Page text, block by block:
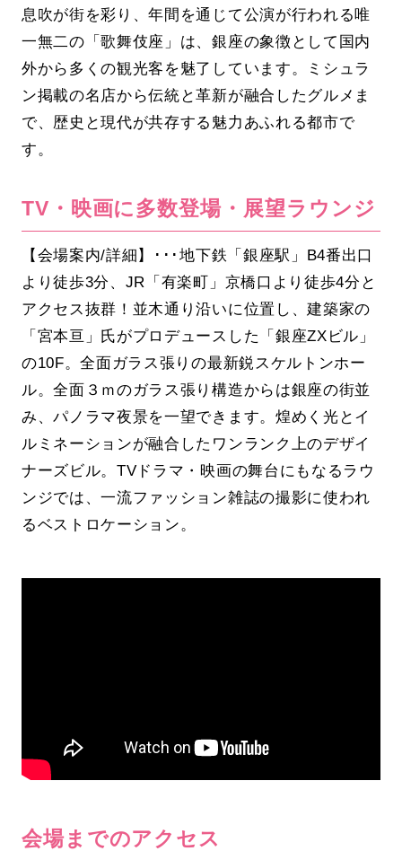
息吹が街を彩り、年間を通じて公演が行われる唯
一無二の「歌舞伎座」は、銀座の象徴として国内
外から多くの観光客を魅了しています。ミシュラ
ン掲載の名店から伝統と革新が融合したグルメま
で、歴史と現代が共存する魅力あふれる都市で
す。
TV・映画に多数登場・展望ラウンジ
【会場案内/詳細】･･･地下鉄「銀座駅」B4番出口
より徒歩3分、JR「有楽町」京橋口より徒歩4分と
アクセス抜群！並木通り沿いに位置し、建築家の
「宮本亘」氏がプロデュースした「銀座ZXビル」
の10F。全面ガラス張りの最新鋭スケルトンホー
ル。全面３ｍのガラス張り構造からは銀座の街並
み、パノラマ夜景を一望できます。煌めく光とイ
ルミネーションが融合したワンランク上のデザイ
ナーズビル。TVドラマ・映画の舞台にもなるラウ
ンジでは、一流ファッション雑誌の撮影に使われ
るベストロケーション。
会場までのアクセス